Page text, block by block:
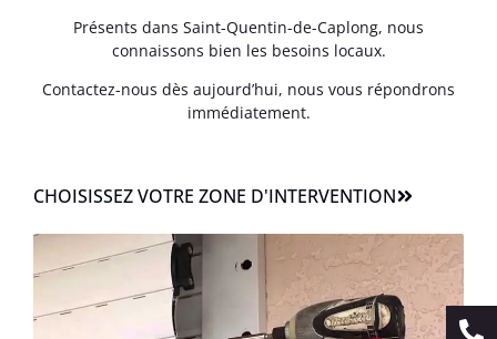
Présents dans Saint-Quentin-de-Caplong, nous
connaissons bien les besoins locaux.
Contactez-nous dès aujourd’hui, nous vous répondrons
immédiatement.
CHOISISSEZ VOTRE ZONE D'INTERVENTION